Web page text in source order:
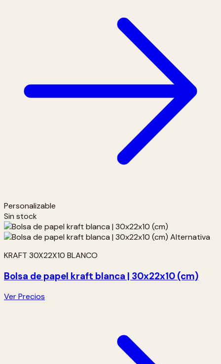
Personalizable
Sin stock
KRAFT 30X22X10 BLANCO
Bolsa de papel kraft blanca | 30x22x10 (cm)
Ver Precios